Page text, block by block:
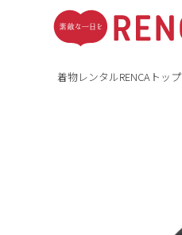
着物レンタルRENCAトップ